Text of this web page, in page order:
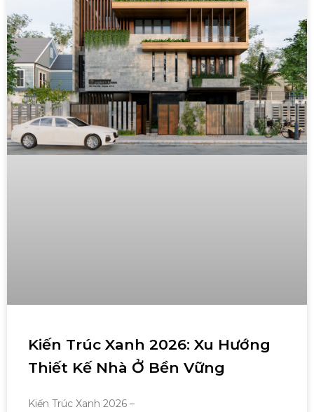
Kiến Trúc Xanh 2026: Xu Hướng
Thiết Kế Nhà Ở Bền Vững
Kiến Trúc Xanh 2026 –